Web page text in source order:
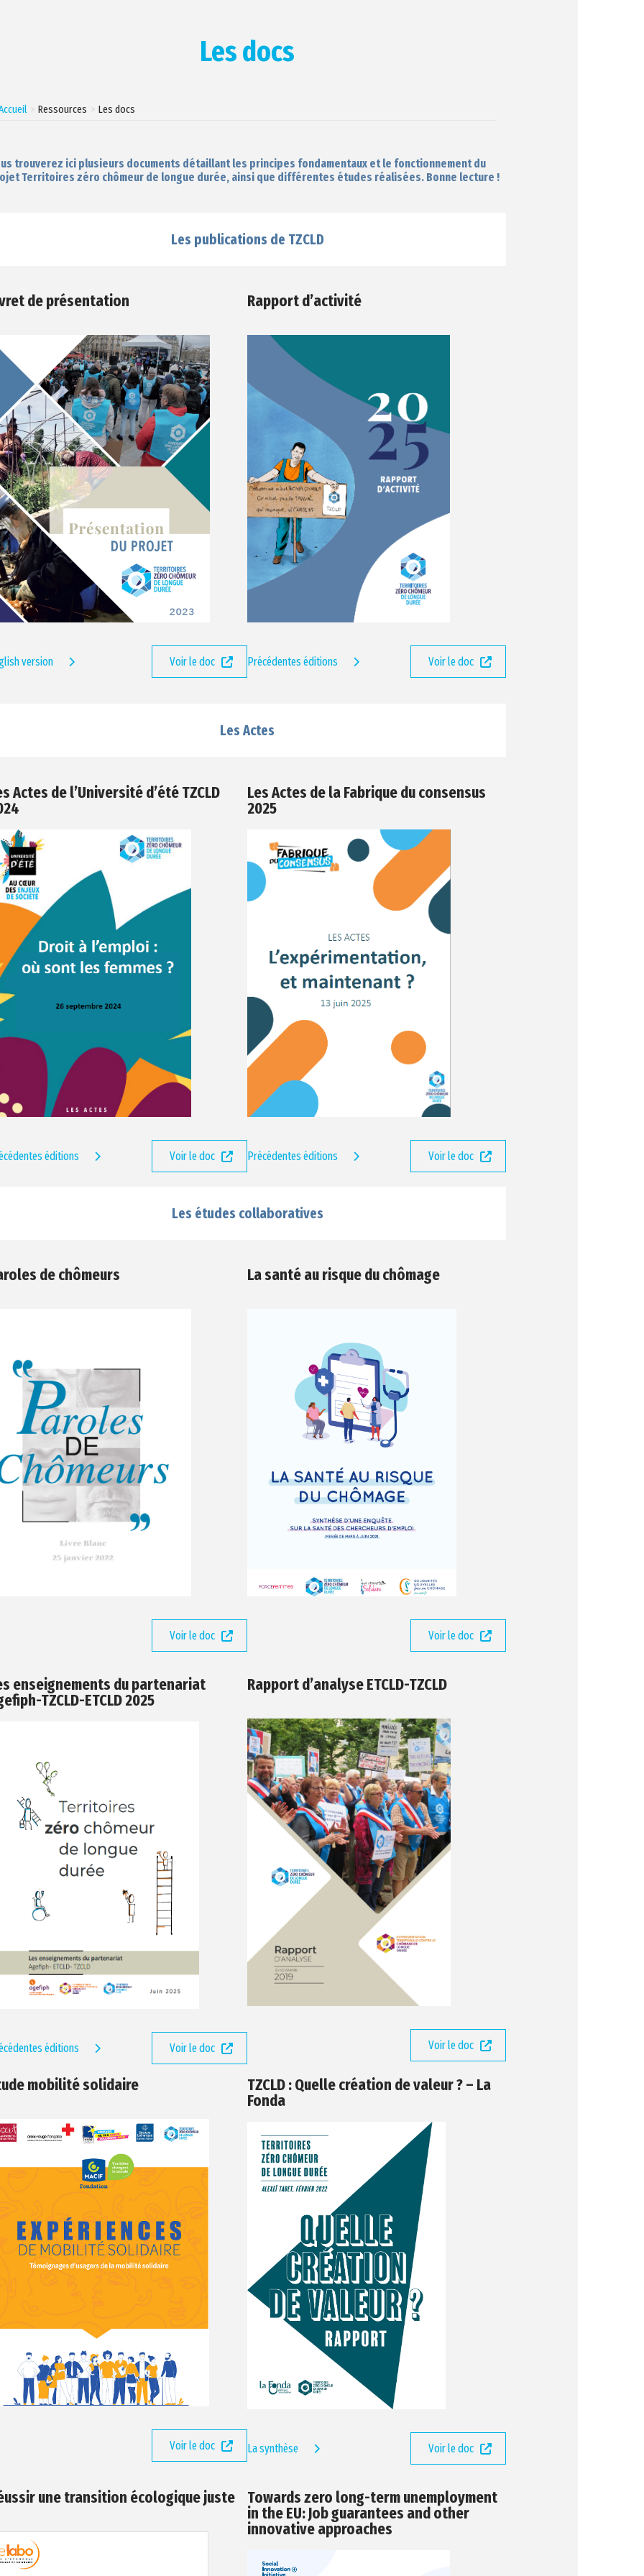
Les docs
Ressources Les docs
trouverez ici plusieurs documents détaillant les principes fondamentaux et le fonctionnement du
Territoires zéro chômeur de longue durée, ainsi que différentes études réalisées. Bonne lecture !
Les publications de TZCLD
de présentation
version Voir le doc
Rapport d’activité
Précédentes éditions Voir le doc
Les Actes
Actes de l’Université d’été TZCLD
éditions Voir le doc
Les Actes de la Fabrique du consensus
2025
Précédentes éditions Voir le doc
Les études collaboratives
de chômeurs
Voir le doc
La santé au risque du chômage
Voir le doc
enseignements du partenariat
TZCLD-ETCLD 2025
éditions Voir le doc
Rapport d’analyse ETCLD-TZCLD
Voir le doc
mobilité solidaire
Voir le doc
TZCLD : Quelle création de valeur ? – La
Fonda
La synthèse Voir le doc
une transition écologique juste
Towards zero long-term unemployment
in the EU: Job guarantees and other
innovative approaches